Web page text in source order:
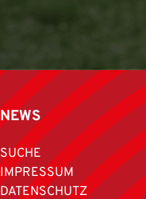
NEWS
SUCHE
IMPRESSUM
DATENSCHUTZ